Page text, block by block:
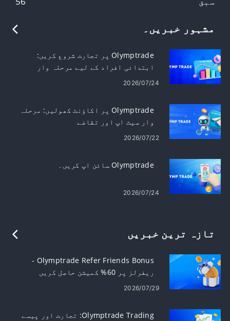
مشہور خبریں۔
Olymptrade پر تجارت شروع کریں:
ابتدائی افراد کے لیے مرحلہ وار
2026/07/24
Olymptrade پر اکاؤنٹ کھولیں: مرحلہ
وار سیٹ اپ اور تقاضے
2026/07/22
Olymptrade سائن اپ کریں۔
2026/07/24
تازہ ترین خبریں
Olymptrade Refer Friends Bonus -
ریفرلز پر 60% کمیشن حاصل کریں
2026/07/29
Olymptrade Trading: تجارت اور پیسے